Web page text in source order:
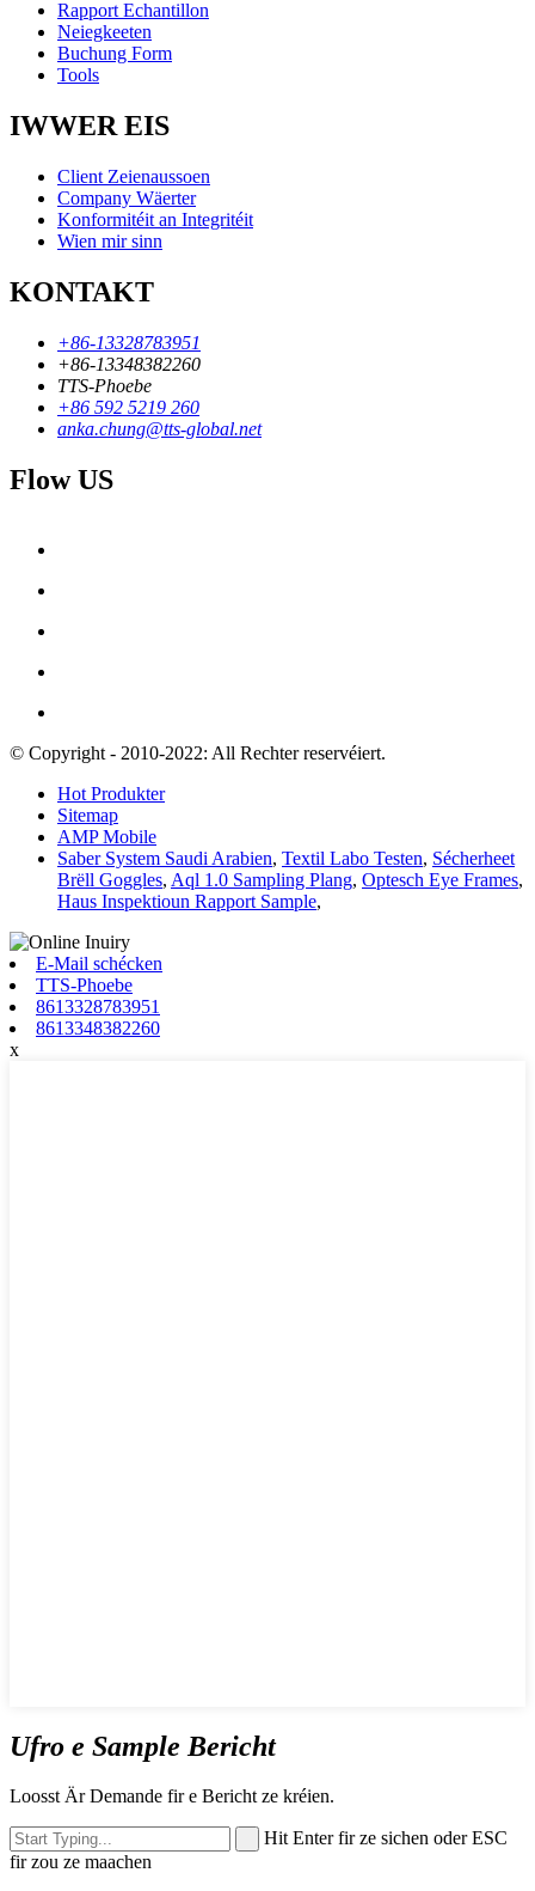
Rapport Echantillon
Neiegkeeten
Buchung Form
Tools
IWWER EIS
Client Zeienaussoen
Company Wäerter
Konformitéit an Integritéit
Wien mir sinn
KONTAKT
+86-13328783951
+86-13348382260
TTS-Phoebe
+86 592 5219 260
anka.chung@tts-global.net
Flow US
© Copyright - 2010-2022: All Rechter reservéiert.
Hot Produkter
Sitemap
AMP Mobile
Saber System Saudi Arabien, Textil Labo Testen, Sécherheet
Brëll Goggles, Aql 1.0 Sampling Plang, Optesch Eye Frames,
Haus Inspektioun Rapport Sample,
E-Mail schécken
TTS-Phoebe
8613328783951
8613348382260
x
Ufro e Sample Bericht
Loosst Är Demande fir e Bericht ze kréien.
Hit Enter fir ze sichen oder ESC
fir zou ze maachen